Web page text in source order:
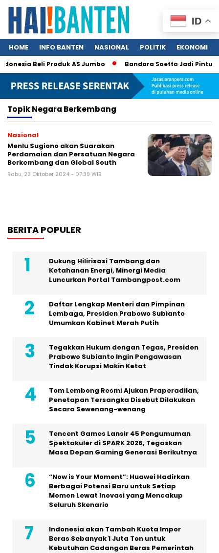
HOME INFO BANTEN NASIONAL POLITIK EKONOMI
Beli Produk AS Jumbo Bandara Soetta Jadi Pintu
TopikNegara Berkembang
Nasional
Menlu Sugiono akan Suarakan
Perdamaian dan Persatuan Negara
Berkembang dan Global South
Rabu, 23 Oktober 2024 - 07:39 WIB
BERITA POPULER
Dukung Hilirisasi Tambang dan
Ketahanan Energi, Minergi Media
Luncurkan Portal Tambangpost.com
Daftar Lengkap Menteri dan Pimpinan
Lembaga, Presiden Prabowo Subianto
Umumkan Kabinet Merah Putih
Tegakkan Hukum dengan Tegas, Presiden
Prabowo Subianto Ingin Pengawasan
Tindak Korupsi Makin Ketat
Tom Lembong Resmi Ajukan Praperadilan,
Penetapan Tersangka Disebut Dilakukan
Secara Sewenang-wenang
Tencent Games Lansir 45 Pengumuman
Spektakuler di SPARK 2026, Tegaskan
Masa Depan Gaming Generasi Berikutnya
“Now is Your Moment”: Huawei Hadirkan
Berbagai Potensi Baru untuk Setiap
Momen Lewat Inovasi yang Mencakup
Seluruh Skenario
Indonesia akan Tambah Kuota Impor
Beras Sebanyak 1 Juta Ton untuk
Kebutuhan Cadangan Beras Pemerintah
ID